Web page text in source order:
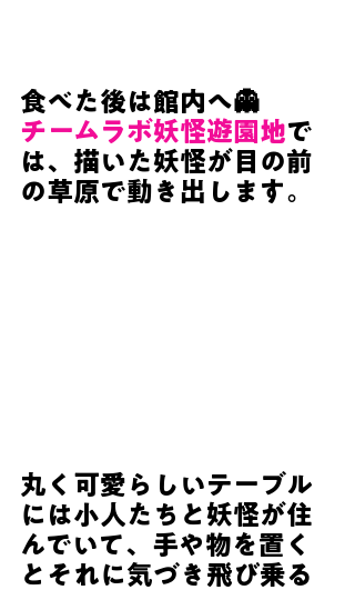
食べた後は館内へ👻
チームラボ妖怪遊園地で
は、描いた妖怪が目の前
の草原で動き出します。
丸く可愛らしいテーブル
には小人たちと妖怪が住
んでいて、手や物を置く
とそれに気づき飛び乗る